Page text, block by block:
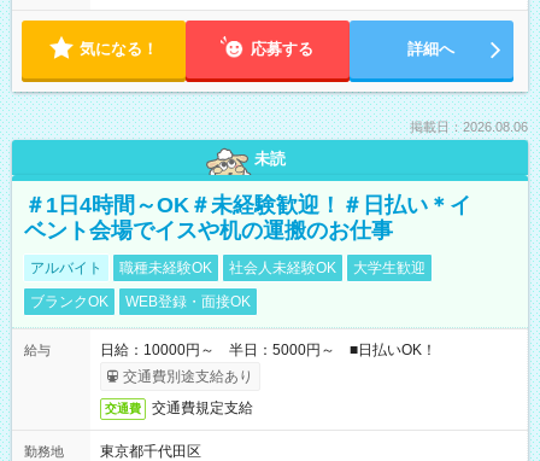
気になる！ 応募する 詳細へ
掲載日：2026.08.06
未読
＃1日4時間～OK＃未経験歓迎！＃日払い＊イ
ベント会場でイスや机の運搬のお仕事
アルバイト 職種未経験OK 社会人未経験OK
大学生歓迎
ブランクOK
WEB登録・面接OK
給与
日給：10000円～ 半日：5000円～ ■日払いOK！
交通費別途支給あり
交通費 交通費規定支給
勤務地
東京都千代田区